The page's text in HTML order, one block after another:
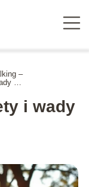
–
tej
i wady